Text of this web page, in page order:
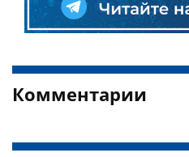
Комментарии